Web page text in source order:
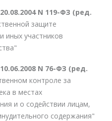
N 119-ФЗ (ред.
защите
иных участников
N 76-ФЗ (ред.
контроле за
в местах
и о содействии лицам,
содержания"